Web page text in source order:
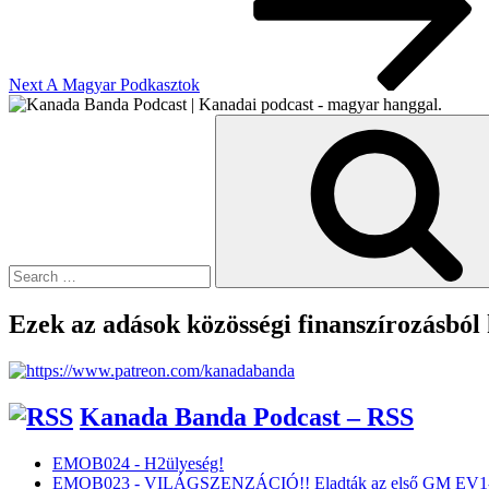
Next A Magyar Podkasztok
Ezek az adások közösségi
Kanada Banda Podcast – RSS
EMOB024 - H2ülyeség!
EMOB023 - VILÁGSZENZÁCIÓ!! Eladták az első GM